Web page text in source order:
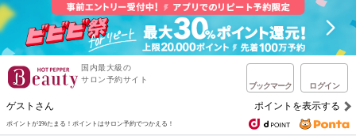
国内最大級の
サロン予約サイト
ブックマーク ログイン
ゲストさん ポイントを表示する
ポイントが1%たまる！ ポイントはサロン予約でつかえる！